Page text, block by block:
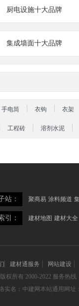
厨电设施十大品牌
集成墙面十大品牌
手电筒 衣钩 衣架
工程砖 溶剂水泥
站： 聚商易 涂料频道
引： 建材地图 建材大全
建材通服务
网站建设
版权所有 2000-2022 服务热线
实名：中建网本站通用网址